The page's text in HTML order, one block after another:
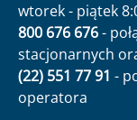
wtorek - piątek
800 676 676-
stacjonarnych
(22) 551 77 91 -
operatora